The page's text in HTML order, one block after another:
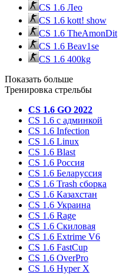
CS 1.6 Лео
CS 1.6 kott! show
CS 1.6 TheAmonDit
CS 1.6 Beav1se
CS 1.6 400kg
Показать больше
Тренировка стрельбы
CS 1.6 GO 2022
CS 1.6 с админкой
CS 1.6 Infection
CS 1.6 Linux
CS 1.6 Blast
CS 1.6 Россия
CS 1.6 Беларуссия
CS 1.6 Trash сборка
CS 1.6 Казахстан
CS 1.6 Украина
CS 1.6 Rage
CS 1.6 Скиловая
CS 1.6 Extrime V6
CS 1.6 FastCup
CS 1.6 OverPro
CS 1.6 Hyper X